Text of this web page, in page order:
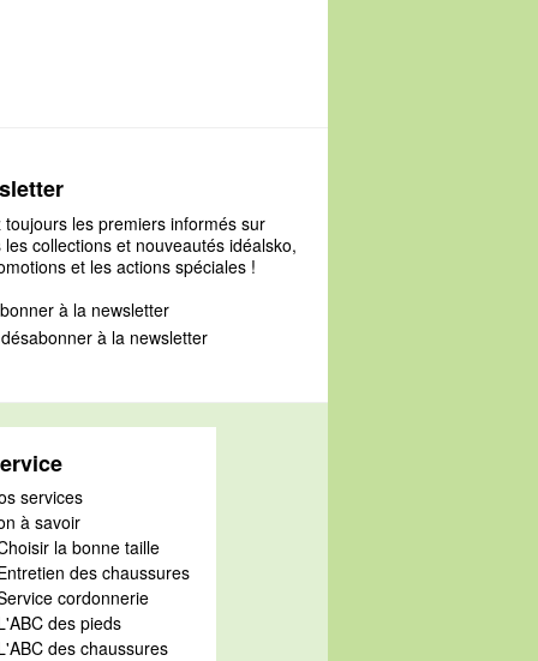
toujours les premiers informés sur
les collections et nouveautés idéalsko,
et les actions spéciales !
à la newsletter
à la newsletter
services
à savoir
la bonne taille
des chaussures
cordonnerie
des pieds
des chaussures